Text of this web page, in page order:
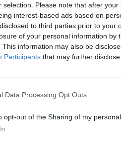
selection. Please note that after
interest-based ads based on
to third parties prior to your
of your personal information by
This information may also be
Participants that may further
Data Processing Opt Outs
opt-out of the Sharing of my personal